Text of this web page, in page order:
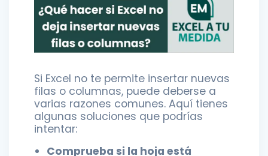
Si Excel no te permite insertar nuevas
filas o columnas, puede deberse a
varias razones comunes. Aquí tienes
algunas soluciones que podrías
intentar:
Comprueba si la hoja está